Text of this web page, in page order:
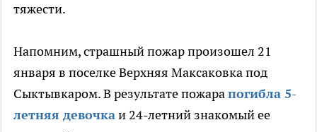
тяжести.
Напомним, страшный пожар произошел 21
января в поселке Верхняя Максаковка под
Сыктывкаром. В результате пожарапогибла 5-
летняя девочкаи 24-летний знакомый ее